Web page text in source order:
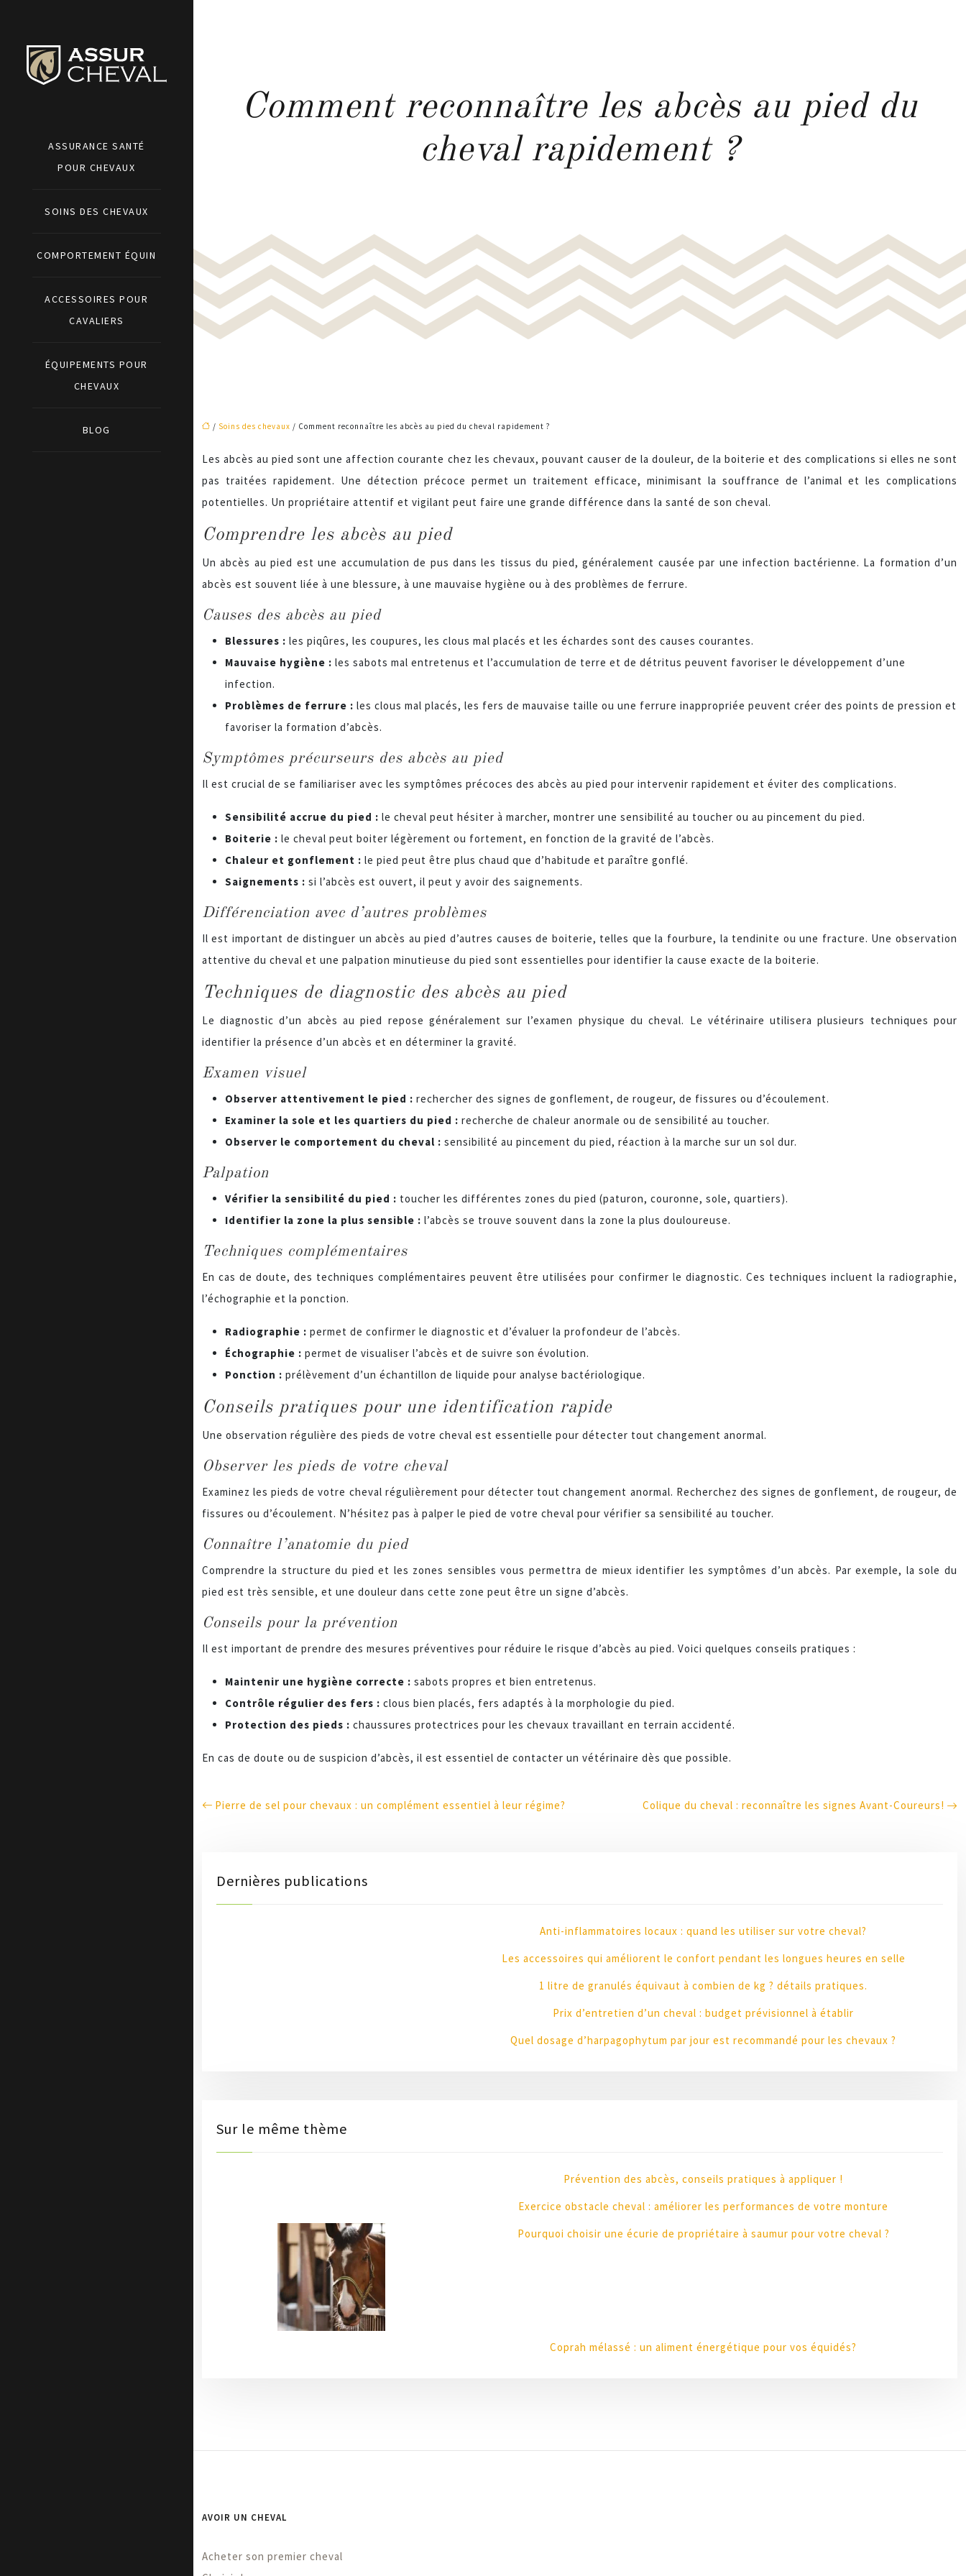
ASSURANCE SANTÉ
POUR CHEVAUX
SOINS DES CHEVAUX
COMPORTEMENT ÉQUIN
ACCESSOIRES POUR
CAVALIERS
ÉQUIPEMENTS POUR
CHEVAUX
BLOG
Comment reconnaître les abcès au pied du
cheval rapidement ?
/ Soins des chevaux / Comment reconnaître les abcès au pied du cheval rapidement ?
Les abcès au pied sont une affection courante chez les chevaux, pouvant causer de la douleur, de la boiterie et des complications si elles ne sont
pas traitées rapidement. Une détection précoce permet un traitement efficace, minimisant la souffrance de l’animal et les complications
potentielles. Un propriétaire attentif et vigilant peut faire une grande différence dans la santé de son cheval.
Comprendre les abcès au pied
Un abcès au pied est une accumulation de pus dans les tissus du pied, généralement causée par une infection bactérienne. La formation d’un
abcès est souvent liée à une blessure, à une mauvaise hygiène ou à des problèmes de ferrure.
Causes des abcès au pied
Blessures : les piqûres, les coupures, les clous mal placés et les échardes sont des causes courantes.
Mauvaise hygiène : les sabots mal entretenus et l’accumulation de terre et de détritus peuvent favoriser le développement d’une
infection.
Problèmes de ferrure : les clous mal placés, les fers de mauvaise taille ou une ferrure inappropriée peuvent créer des points de pression et
favoriser la formation d’abcès.
Symptômes précurseurs des abcès au pied
Il est crucial de se familiariser avec les symptômes précoces des abcès au pied pour intervenir rapidement et éviter des complications.
Sensibilité accrue du pied : le cheval peut hésiter à marcher, montrer une sensibilité au toucher ou au pincement du pied.
Boiterie : le cheval peut boiter légèrement ou fortement, en fonction de la gravité de l’abcès.
Chaleur et gonflement : le pied peut être plus chaud que d’habitude et paraître gonflé.
Saignements : si l’abcès est ouvert, il peut y avoir des saignements.
Différenciation avec d’autres problèmes
Il est important de distinguer un abcès au pied d’autres causes de boiterie, telles que la fourbure, la tendinite ou une fracture. Une observation
attentive du cheval et une palpation minutieuse du pied sont essentielles pour identifier la cause exacte de la boiterie.
Techniques de diagnostic des abcès au pied
Le diagnostic d’un abcès au pied repose généralement sur l’examen physique du cheval. Le vétérinaire utilisera plusieurs techniques pour
identifier la présence d’un abcès et en déterminer la gravité.
Examen visuel
Observer attentivement le pied : rechercher des signes de gonflement, de rougeur, de fissures ou d’écoulement.
Examiner la sole et les quartiers du pied : recherche de chaleur anormale ou de sensibilité au toucher.
Observer le comportement du cheval : sensibilité au pincement du pied, réaction à la marche sur un sol dur.
Palpation
Vérifier la sensibilité du pied : toucher les différentes zones du pied (paturon, couronne, sole, quartiers).
Identifier la zone la plus sensible : l’abcès se trouve souvent dans la zone la plus douloureuse.
Techniques complémentaires
En cas de doute, des techniques complémentaires peuvent être utilisées pour confirmer le diagnostic. Ces techniques incluent la radiographie,
l’échographie et la ponction.
Radiographie : permet de confirmer le diagnostic et d’évaluer la profondeur de l’abcès.
Échographie : permet de visualiser l’abcès et de suivre son évolution.
Ponction : prélèvement d’un échantillon de liquide pour analyse bactériologique.
Conseils pratiques pour une identification rapide
Une observation régulière des pieds de votre cheval est essentielle pour détecter tout changement anormal.
Observer les pieds de votre cheval
Examinez les pieds de votre cheval régulièrement pour détecter tout changement anormal. Recherchez des signes de gonflement, de rougeur, de
fissures ou d’écoulement. N’hésitez pas à palper le pied de votre cheval pour vérifier sa sensibilité au toucher.
Connaître l’anatomie du pied
Comprendre la structure du pied et les zones sensibles vous permettra de mieux identifier les symptômes d’un abcès. Par exemple, la sole du
pied est très sensible, et une douleur dans cette zone peut être un signe d’abcès.
Conseils pour la prévention
Il est important de prendre des mesures préventives pour réduire le risque d’abcès au pied. Voici quelques conseils pratiques :
Maintenir une hygiène correcte : sabots propres et bien entretenus.
Contrôle régulier des fers : clous bien placés, fers adaptés à la morphologie du pied.
Protection des pieds : chaussures protectrices pour les chevaux travaillant en terrain accidenté.
En cas de doute ou de suspicion d’abcès, il est essentiel de contacter un vétérinaire dès que possible.
Pierre de sel pour chevaux : un complément essentiel à leur régime? Colique du cheval : reconnaître les signes Avant-Coureurs!
Dernières publications
Anti-inflammatoires locaux : quand les utiliser sur votre cheval?
Les accessoires qui améliorent le confort pendant les longues heures en selle
1 litre de granulés équivaut à combien de kg ? détails pratiques.
Prix d’entretien d’un cheval : budget prévisionnel à établir
Quel dosage d’harpagophytum par jour est recommandé pour les chevaux ?
Sur le même thème
Prévention des abcès, conseils pratiques à appliquer !
Exercice obstacle cheval : améliorer les performances de votre monture
Pourquoi choisir une écurie de propriétaire à saumur pour votre cheval ?
Coprah mélassé : un aliment énergétique pour vos équidés?
AVOIR UN CHEVAL
Acheter son premier cheval